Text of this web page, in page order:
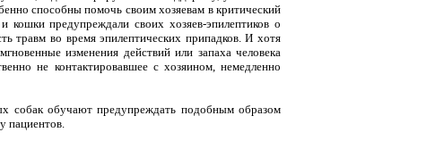
способны помочь своим хозяевам в критический
кошки предупреждали своих хозяев-эпилептиков о
травм во время эпилептических припадков. И хотя
изменения действий или запаха человека
не контактировавшее с хозяином, немедленно
собак обучают предупреждать подобным образом
пациентов.